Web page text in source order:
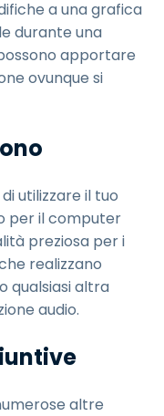
a una grafica
durante una
apportare
ovunque si
utilizzare il tuo
per il computer
preziosa per i
realizzano
qualsiasi altra
audio.
altre